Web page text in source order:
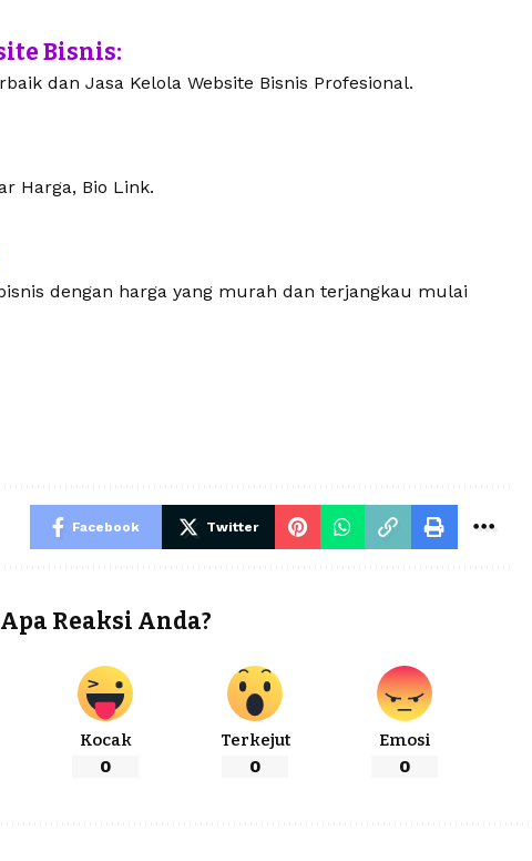
Bisnis:
dan Jasa Kelola Website Bisnis Profesional.
Harga, Bio Link.
dengan harga yang murah dan terjangkau mulai
Facebook Twitter
Apa Reaksi Anda?
Kocak
0
Terkejut
0
Emosi
0